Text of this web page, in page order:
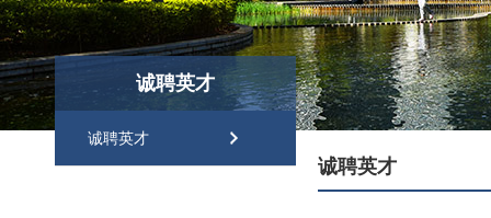
诚聘英才
诚聘英才
诚聘英才